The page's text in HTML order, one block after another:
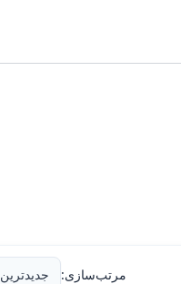
مرتب‌سازی: